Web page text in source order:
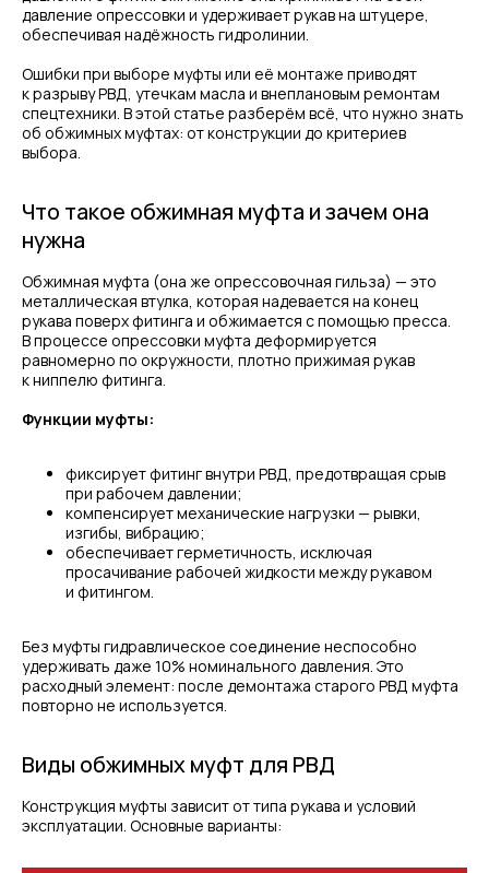
давление опрессовки и удерживает рукав на штуцере,
обеспечивая надёжность гидролинии.
Ошибки при выборе муфты или её монтаже приводят
к разрыву РВД, утечкам масла и внеплановым ремонтам
спецтехники. В этой статье разберём всё, что нужно знать
об обжимных муфтах: от конструкции до критериев
выбора.
Что такое обжимная муфта и зачем она
нужна
Обжимная муфта (она же опрессовочная гильза) — это
металлическая втулка, которая надевается на конец
рукава поверх фитинга и обжимается с помощью пресса.
В процессе опрессовки муфта деформируется
равномерно по окружности, плотно прижимая рукав
к ниппелю фитинга.
Функции муфты:
фиксирует фитинг внутри РВД, предотвращая срыв
при рабочем давлении;
компенсирует механические нагрузки — рывки,
изгибы, вибрацию;
обеспечивает герметичность, исключая
просачивание рабочей жидкости между рукавом
и фитингом.
Без муфты гидравлическое соединение неспособно
удерживать даже 10% номинального давления. Это
расходный элемент: после демонтажа старого РВД муфта
повторно не используется.
Виды обжимных муфт для РВД
Конструкция муфты зависит от типа рукава и условий
эксплуатации. Основные варианты: